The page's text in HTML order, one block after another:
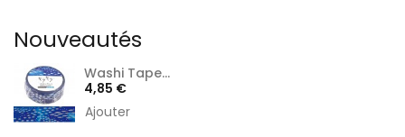
Nouveautés
Washi Tape...
Prix
4,85 €
Ajouter